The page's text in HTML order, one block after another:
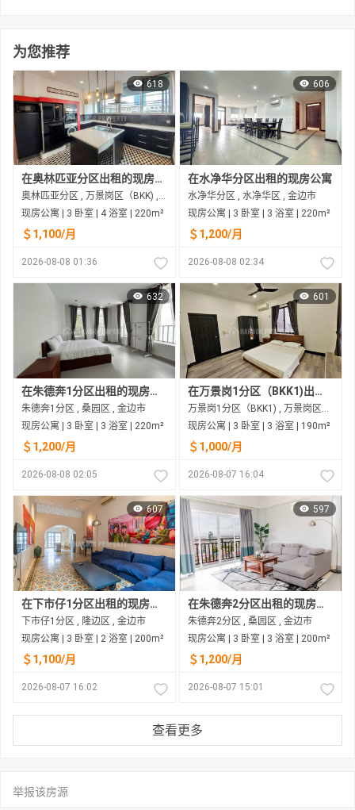
为您推荐
618
在奥林匹亚分区出租的现房公寓
奥林匹亚分区 , 万景岗区（BKK) , 金边市
现房公寓 | 3 卧室 | 4 浴室 | 220m²
＄1,100/月
2026-08-08 01:36
606
在水净华分区出租的现房公寓
水净华分区 , 水净华区 , 金边市
现房公寓 | 3 卧室 | 3 浴室 | 220m²
＄1,200/月
2026-08-08 02:34
632
在朱德奔1分区出租的现房公寓
朱德奔1分区 , 桑园区 , 金边市
现房公寓 | 3 卧室 | 3 浴室 | 220m²
＄1,200/月
2026-08-08 02:05
601
在万景岗1分区（BKK1)出租的现房公寓
万景岗1分区（BKK1) , 万景岗区（BKK) , 金边市
现房公寓 | 3 卧室 | 3 浴室 | 190m²
＄1,000/月
2026-08-07 16:04
607
在下市仔1分区出租的现房公寓
下市仔1分区 , 隆边区 , 金边市
现房公寓 | 3 卧室 | 2 浴室 | 200m²
＄1,100/月
2026-08-07 16:02
597
在朱德奔2分区出租的现房公寓
朱德奔2分区 , 桑园区 , 金边市
现房公寓 | 3 卧室 | 3 浴室 | 200m²
＄1,200/月
2026-08-07 15:01
查看更多
举报该房源